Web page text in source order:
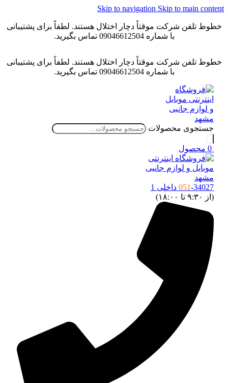
Skip to navigationSkip to main
خطوط تلفن شرکت موقتاً دچار اختلال هستند. لطفاً برای پشتیبانی
با شماره 09046612504 تماس بگیرید.
خطوط تلفن شرکت موقتاً دچار اختلال هستند. لطفاً برای پشتیبانی
با شماره 09046612504 تماس بگیرید.
جستجوی محصولات
محصول
051-34027 داخلی 1
(از ۹:۳۰ تا ۱۸:۰۰)